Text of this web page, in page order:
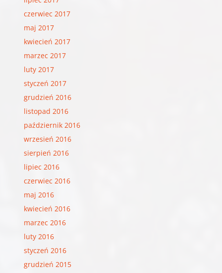
czerwiec 2017
maj 2017
kwiecień 2017
marzec 2017
luty 2017
styczeń 2017
grudzień 2016
listopad 2016
październik 2016
wrzesień 2016
sierpień 2016
lipiec 2016
czerwiec 2016
maj 2016
kwiecień 2016
marzec 2016
luty 2016
styczeń 2016
grudzień 2015